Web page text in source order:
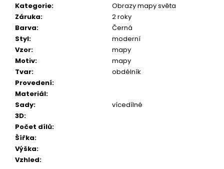
Kategorie:
Obrazy mapy světa
Záruka:
2 roky
Barva:
Černá
Styl:
moderní
Vzor:
mapy
Motiv:
mapy
Tvar:
obdélník
Provedení:
Materiál:
Sady:
vícedílné
3D:
Počet dílů:
Šířka:
Výška:
Vzhled:
599
Kč